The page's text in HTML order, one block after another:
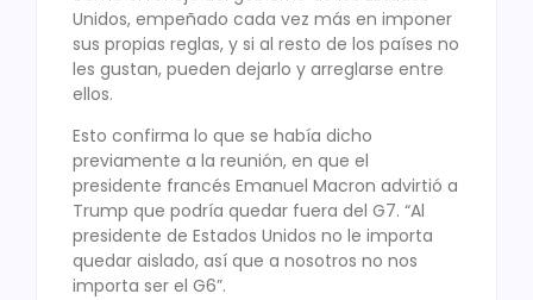
Unidos, empeñado cada vez más en imponer
sus propias reglas, y si al resto de los países no
les gustan, pueden dejarlo y arreglarse entre
ellos.
Esto confirma lo que se había dicho
previamente a la reunión, en que el
presidente francés Emanuel Macron advirtió a
Trump que podría quedar fuera del G7. “Al
presidente de Estados Unidos no le importa
quedar aislado, así que a nosotros no nos
importa ser el G6”.